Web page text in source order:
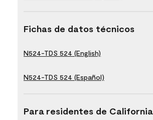
Fichas de datos técnicos
N524-TDS 524 (English)
N524-TDS 524 (Español)
Para residentes de California